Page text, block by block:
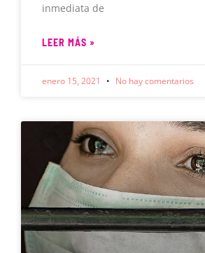
inmediata de
LEER MÁS »
enero 15, 2021 No hay comentarios